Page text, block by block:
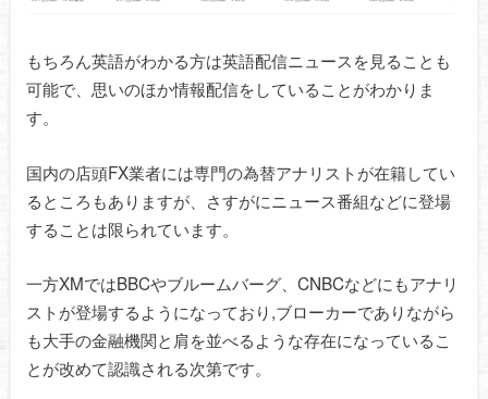
もちろん英語がわかる方は英語配信ニュースを見ることも
可能で、思いのほか情報配信をしていることがわかりま
す。
国内の店頭FX業者には専門の為替アナリストが在籍してい
るところもありますが、さすがにニュース番組などに登場
することは限られています。
一方XMではBBCやブルームバーグ、CNBCなどにもアナリ
ストが登場するようになっており,ブローカーでありながら
も大手の金融機関と肩を並べるような存在になっているこ
とが改めて認識される次第です。